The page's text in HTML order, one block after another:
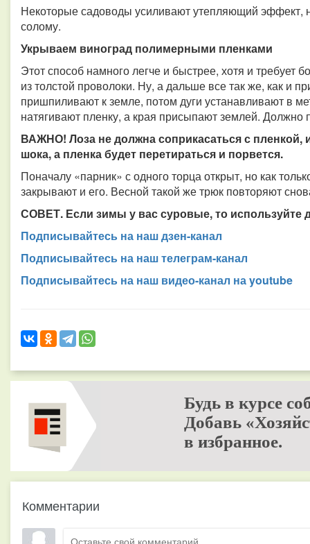
Некоторые садоводы усиливают утепляющий эффект,
солому.
Укрываем виноград полимерными пленками
Этот способ намного легче и быстрее, хотя и требует
из толстой проволоки. Ну, а дальше все так же, как и
пришпиливают к земле, потом дуги устанавливают в
натягивают пленку, а края присыпают землей. Должно
ВАЖНО! Лоза не должна соприкасаться с пленкой,
шока, а пленка будет перетираться и порвется.
Поначалу «парник» с одного торца открыт, но как
закрывают и его. Весной такой же трюк повторяют
СОВЕТ. Если зимы у вас суровые, то используйте
Подписывайтесь на наш дзен-канал
Подписывайтесь на наш телеграм-канал
Подписывайтесь на наш видео-канал на youtube
Будь в курсе
Добавь
в избранное.
Комментарии